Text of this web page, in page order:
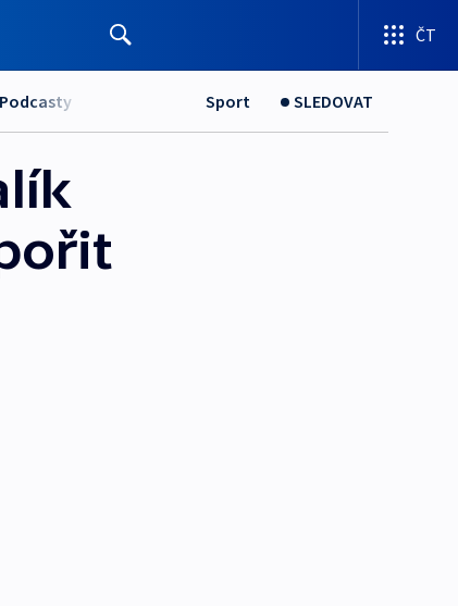
ČT
Podcasty Sport SLEDOVAT